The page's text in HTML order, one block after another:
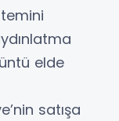
elde
satışa